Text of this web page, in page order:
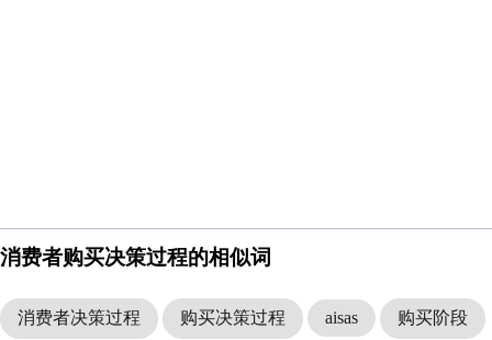
消费者购买决策过程的相似词
消费者决策过程 购买决策过程 aisas 购买阶段